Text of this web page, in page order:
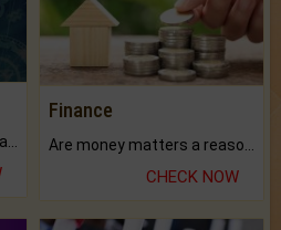
Finance
CHECK NOW